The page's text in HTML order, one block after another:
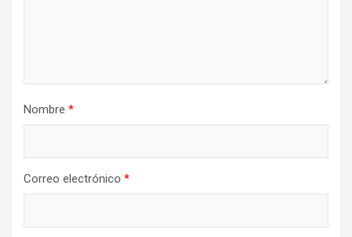
Nombre *
Correo electrónico *